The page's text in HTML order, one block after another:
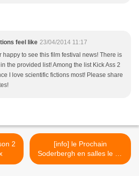
feel like 23/04/2014 11:17
happy to see this film festival news! There is
the provided list! Among the list Kick Ass 2
I love scientific fictions most! Please share
[info] le Prochain
Soderbergh en salles le 18
septembre ! >